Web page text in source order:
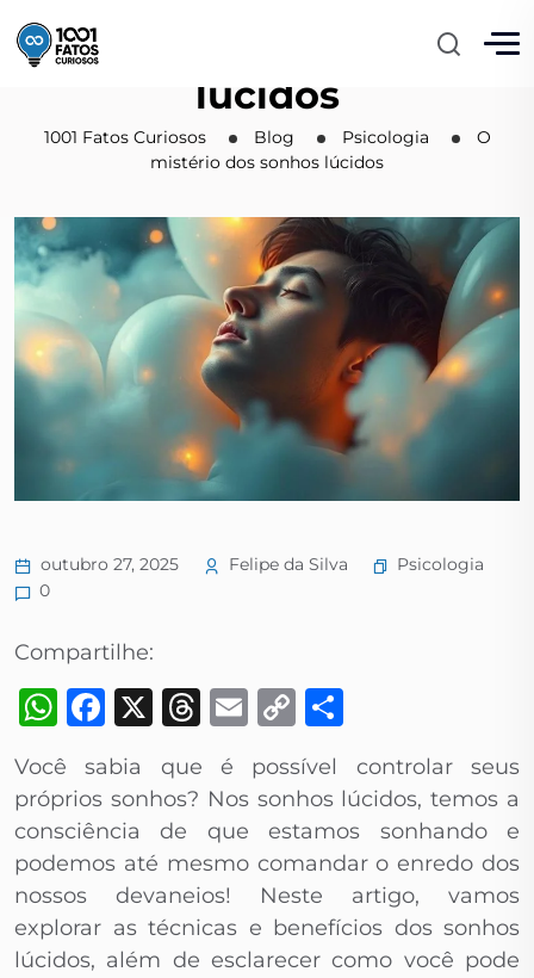
O mistério dos sonhos
lúcidos
1001 Fatos Curiosos Blog Psicologia
O
mistério dos sonhos lúcidos
outubro 27, 2025 Felipe da Silva
Psicologia
0
Compartilhe:
WhatsApp
Facebook
X Threads
Email
Copy
Link
Você sabia que é possível controlar seus
próprios sonhos? Nos sonhos lúcidos, temos a
consciência de que estamos sonhando e
podemos até mesmo comandar o enredo dos
nossos devaneios! Neste artigo, vamos
explorar as técnicas e benefícios dos sonhos
lúcidos, além de esclarecer como você pode